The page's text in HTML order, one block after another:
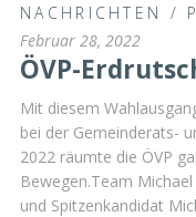
NACHRICHTEN /
Februar 28, 2022
ÖVP-
Mit diesem
bei der Gemeinderats-
2022 räumte die ÖVP
Bewegen.Team
und Spitzenkandidat